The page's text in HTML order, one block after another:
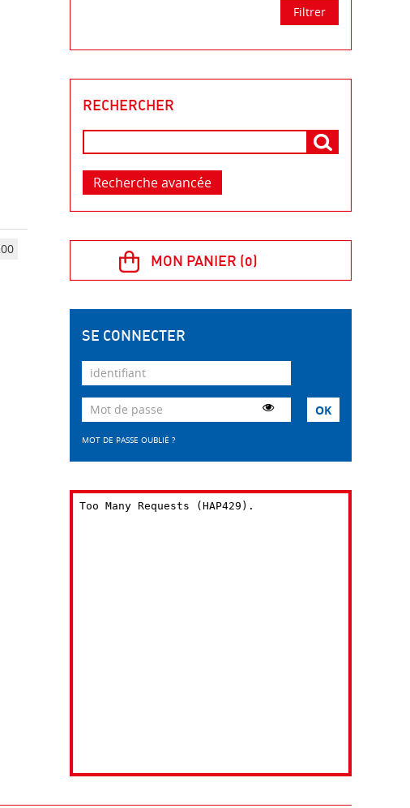
RECHERCHER
Recherche avancée
SE CONNECTER
MOT DE PASSE OUBLIÉ ?